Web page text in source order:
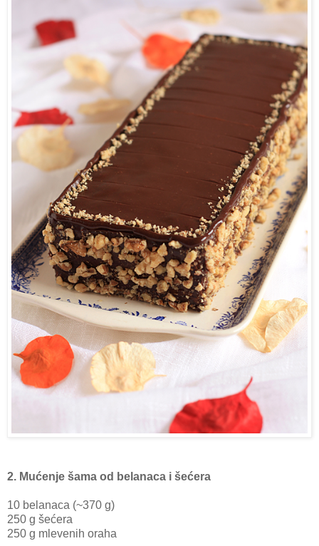
2. Mućenje šama od belanaca i šećera
10 belanaca (~370 g)
250 g šećera
250 g mlevenih oraha